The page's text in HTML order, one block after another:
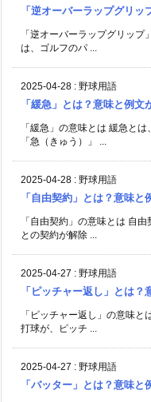
「逆オーバーラップグリッ
「逆オーバーラップグリッ
は、ゴルフのパ ...
2025-04-28 : 野球用語
「緩急」とは？意味と例文
「緩急」の意味とは 緩急と
「急（きゅう）」 ...
2025-04-28 : 野球用語
「自由契約」とは？意味と
「自由契約」の意味とは 自
との契約が解除 ...
2025-04-27 : 野球用語
「ピッチャー返し」とは？
「ピッチャー返し」の意味
打球が、ピッチ ...
2025-04-27 : 野球用語
「バッター」とは？意味と